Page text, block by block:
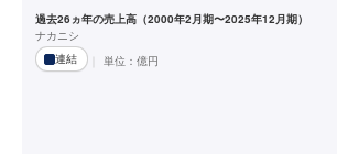
過去26ヵ年の売上高（2000年2月期〜2025年12月期）
ナカニシ
連結
単位： 億円